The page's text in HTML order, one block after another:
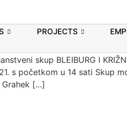
PROJECTS
I
I
skup BLEIBURG I KRIŽNI
s početkom u 14 sati Skup
Grahek […]